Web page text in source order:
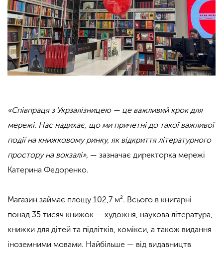
«Співпраця з Укрзалізницею — це важливий крок для
мережі. Нас надихає, що ми причетні до такої важливої
події на книжковому ринку, як відкриття літературного
простору на вокзалі», — зазначає директорка мережі
Катерина Федоренко.
Магазин займає площу 102,7 м². Всього в книгарні
понад 35 тисяч книжок — художня, наукова література,
книжки для дітей та підлітків, комікси, а також видання
іноземними мовами. Найбільше — від видавництв